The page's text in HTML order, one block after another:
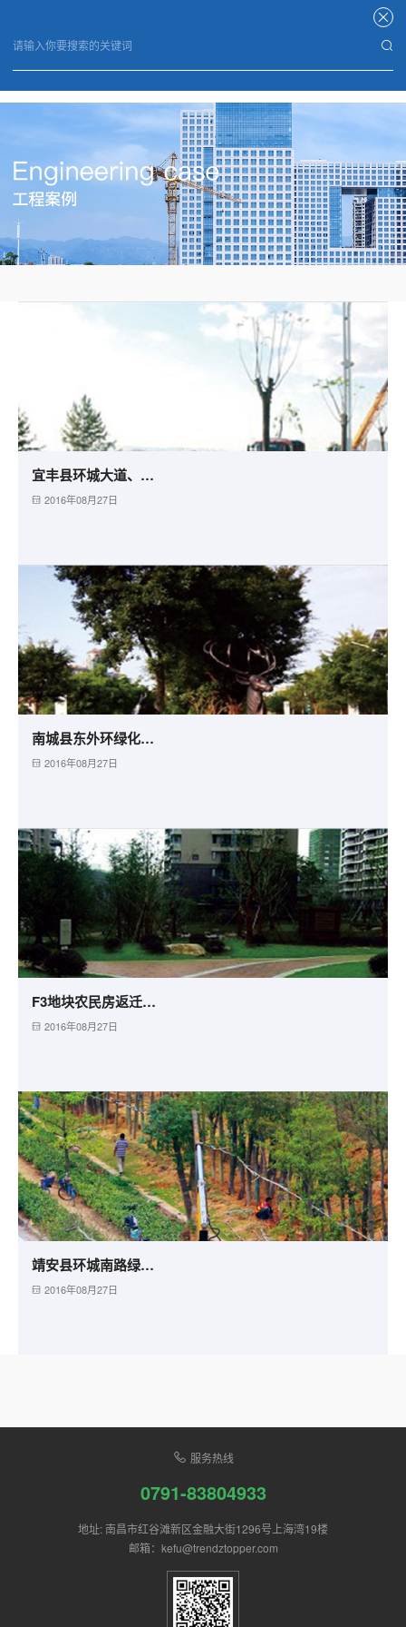
宜丰县环城大道、知青路绿化工程
2016年08月27日
南城县东外环绿化景观工程
2016年08月27日
F3地块农民房返迁小区市政园林绿化工程
2016年08月27日
靖安县环城南路绿化工程
2016年08月27日
服务热线
0791-83804933
地址: 南昌市红谷滩新区金融大街1296号上海湾19楼
邮箱：kefu@trendztopper.com